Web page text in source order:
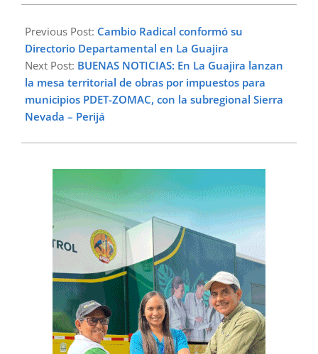
10-
07
Previous Post: Cambio Radical conformó su
Directorio Departamental en La Guajira
Next Post: BUENAS NOTICIAS: En La Guajira lanzan
la mesa territorial de obras por impuestos para
municipios PDET-ZOMAC, con la subregional Sierra
Nevada – Perijá